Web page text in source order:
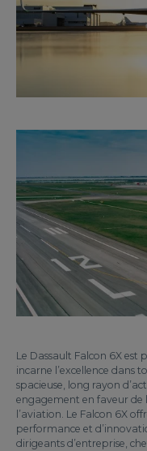
Le Dassault Falcon 6X est
incarne l’excellence dans
spacieuse, long rayon
engagement en faveur de
l’aviation. Le Falcon 6X
performance et
dirigeants d’entreprise,